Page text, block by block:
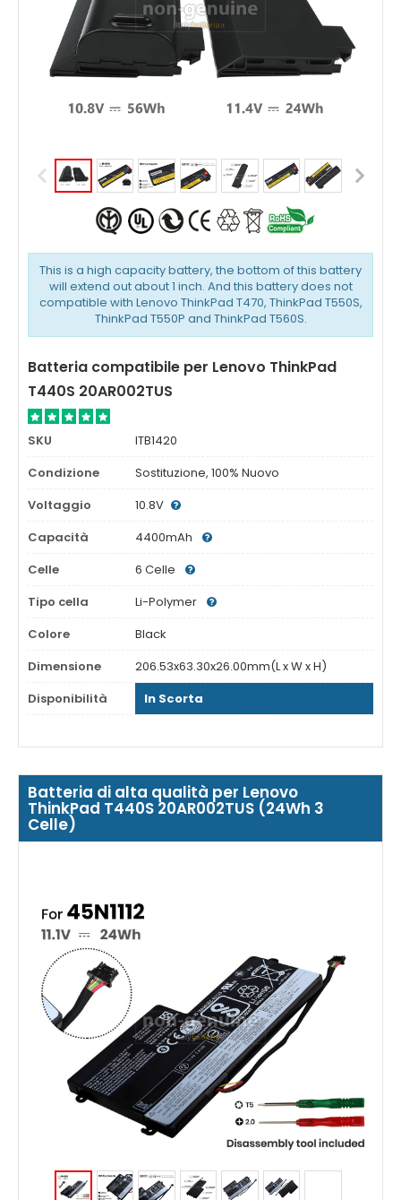
This is a high capacity battery, the bottom of this battery
will extend out about 1 inch. And this battery does not
compatible with Lenovo ThinkPad T470, ThinkPad T550S,
ThinkPad T550P and ThinkPad T560S.
Batteria compatibile per Lenovo ThinkPad
T440S 20AR002TUS
SKU
ITB1420
Condizione
Sostituzione, 100% Nuovo
Voltaggio
10.8V
Capacità
4400mAh
Celle
6 Celle
Tipo cella
Li-Polymer
Colore
Black
Dimensione
206.53x63.30x26.00mm(L x W x H)
Disponibilità
In Scorta
Batteria di alta qualità per Lenovo
ThinkPad T440S 20AR002TUS (24Wh 3
Celle)